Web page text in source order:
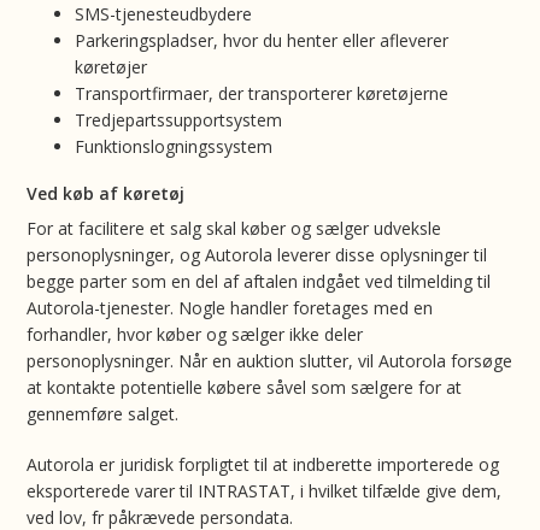
SMS-tjenesteudbydere
Parkeringspladser, hvor du henter eller afleverer
køretøjer
Transportfirmaer, der transporterer køretøjerne
Tredjepartssupportsystem
Funktionslogningssystem
Ved køb af køretøj
For at facilitere et salg skal køber og sælger udveksle
personoplysninger, og Autorola leverer disse oplysninger til
begge parter som en del af aftalen indgået ved tilmelding til
Autorola-tjenester. Nogle handler foretages med en
forhandler, hvor køber og sælger ikke deler
personoplysninger. Når en auktion slutter, vil Autorola forsøge
at kontakte potentielle købere såvel som sælgere for at
gennemføre salget.
Autorola er juridisk forpligtet til at indberette importerede og
eksporterede varer til INTRASTAT, i hvilket tilfælde give dem,
ved lov, fr påkrævede persondata.